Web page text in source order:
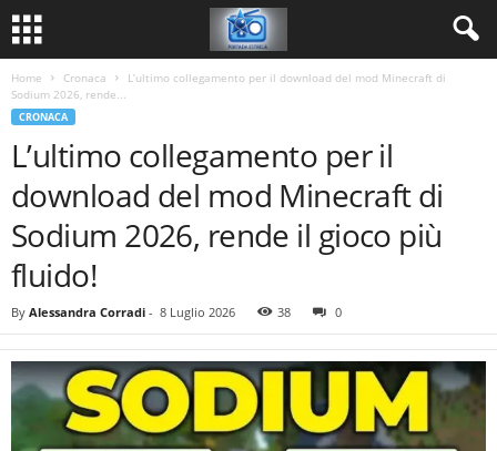
Home Cronaca
L’ultimo collegamento per il download del mod Minecraft di
Sodium 2026, rende...
CRONACA
L’ultimo collegamento per il
download del mod Minecraft di
Sodium 2026, rende il gioco più
fluido!
By Alessandra Corradi - 8 Luglio 2026 38 0